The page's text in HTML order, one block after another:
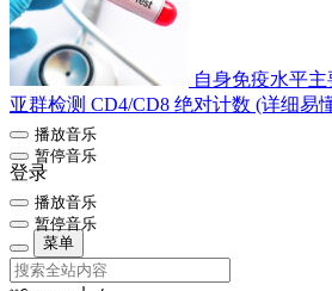
自身免疫水平
亚群检测 CD4/CD8 绝对计数 (详细易
播放音乐
暂停音乐
登录
播放音乐
暂停音乐
菜单